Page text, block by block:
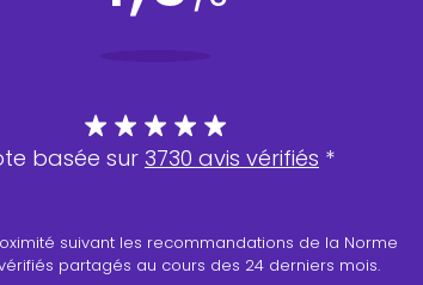
basée sur 3730 avis vérifiés *
suivant les recommandations de la Norme
partagés au cours des 24 derniers mois.